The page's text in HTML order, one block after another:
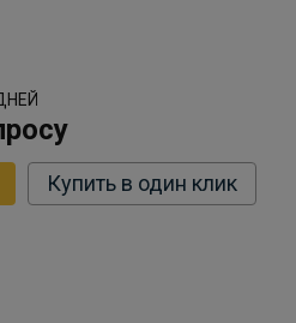
Купить в один клик